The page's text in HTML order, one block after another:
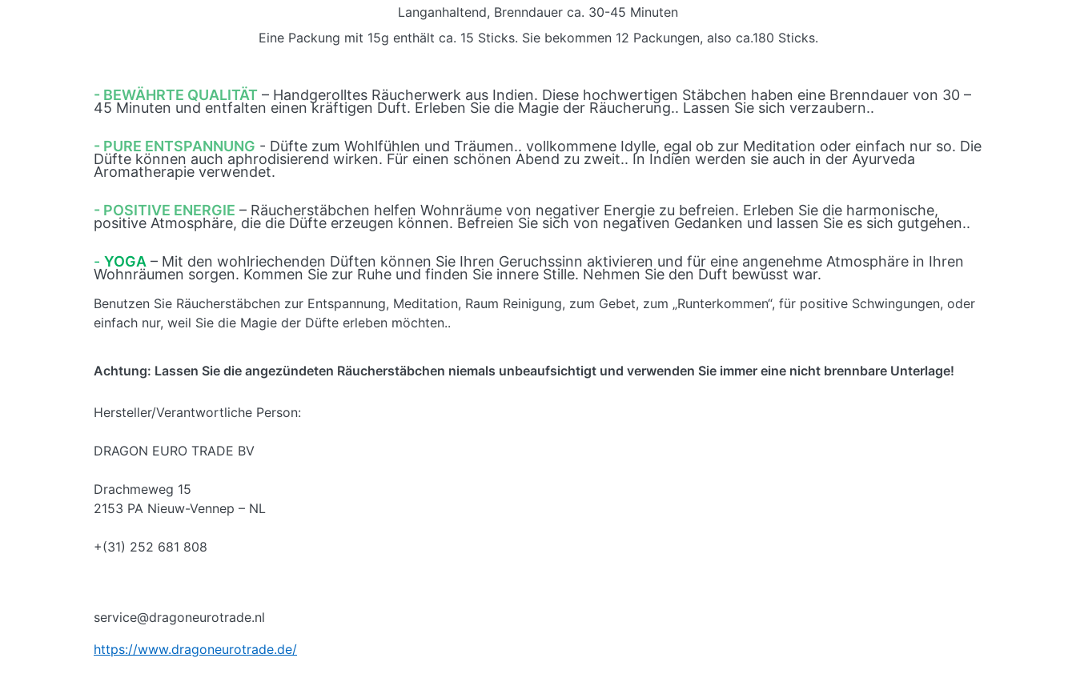
Langanhaltend, Brenndauer ca. 30-45 Minuten
Eine Packung mit 15g enthält ca. 15 Sticks. Sie bekommen 12 Packungen, also ca.180 Sticks.
- BEWÄHRTE QUALITÄT – Handgerolltes Räucherwerk aus Indien. Diese hochwertigen Stäbchen haben eine Brenndauer von 30 –
45 Minuten und entfalten einen kräftigen Duft. Erleben Sie die Magie der Räucherung.. Lassen Sie sich verzaubern..
- PURE ENTSPANNUNG - Düfte zum Wohlfühlen und Träumen.. vollkommene Idylle, egal ob zur Meditation oder einfach nur so. Die
Düfte können auch aphrodisierend wirken. Für einen schönen Abend zu zweit.. In Indien werden sie auch in der Ayurveda
Aromatherapie verwendet.
- POSITIVE ENERGIE – Räucherstäbchen helfen Wohnräume von negativer Energie zu befreien. Erleben Sie die harmonische,
positive Atmosphäre, die die Düfte erzeugen können. Befreien Sie sich von negativen Gedanken und lassen Sie es sich gutgehen..
- YOGA – Mit den wohlriechenden Düften können Sie Ihren Geruchssinn aktivieren und für eine angenehme Atmosphäre in Ihren
Wohnräumen sorgen. Kommen Sie zur Ruhe und finden Sie innere Stille. Nehmen Sie den Duft bewusst war.
Benutzen Sie Räucherstäbchen zur Entspannung, Meditation, Raum Reinigung, zum Gebet, zum „Runterkommen“, für positive Schwingungen, oder
einfach nur, weil Sie die Magie der Düfte erleben möchten..
Achtung: Lassen Sie die angezündeten Räucherstäbchen niemals unbeaufsichtigt und verwenden Sie immer eine nicht brennbare Unterlage!
Hersteller/Verantwortliche Person:
DRAGON EURO TRADE BV
Drachmeweg 15
2153 PA Nieuw-Vennep – NL
+(31) 252 681 808
service@dragoneurotrade.nl
https://www.dragoneurotrade.de/